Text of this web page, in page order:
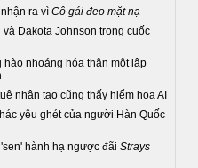
ra vì Cô gái đeo mặt nạ
Dakota Johnson trong cuốc
nhoáng hóa thân một lập
nhân tạo cũng thấy hiểm họa AI
yêu ghét của người Hàn Quốc
hành hạ ngược đãi Strays